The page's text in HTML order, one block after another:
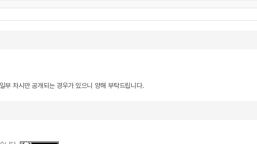
부 차시만 공개되는 경우가 있으니 양해 부탁드립니다.